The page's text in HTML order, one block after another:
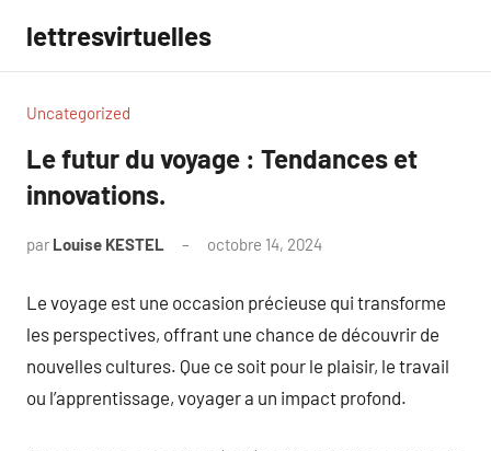
contenu
lettresvirtuelles
Uncategorized
Le futur du voyage : Tendances et
innovations.
par Louise KESTEL octobre 14, 2024
Le voyage est une occasion précieuse qui transforme
les perspectives, offrant une chance de découvrir de
nouvelles cultures. Que ce soit pour le plaisir, le travail
ou l’apprentissage, voyager a un impact profond.